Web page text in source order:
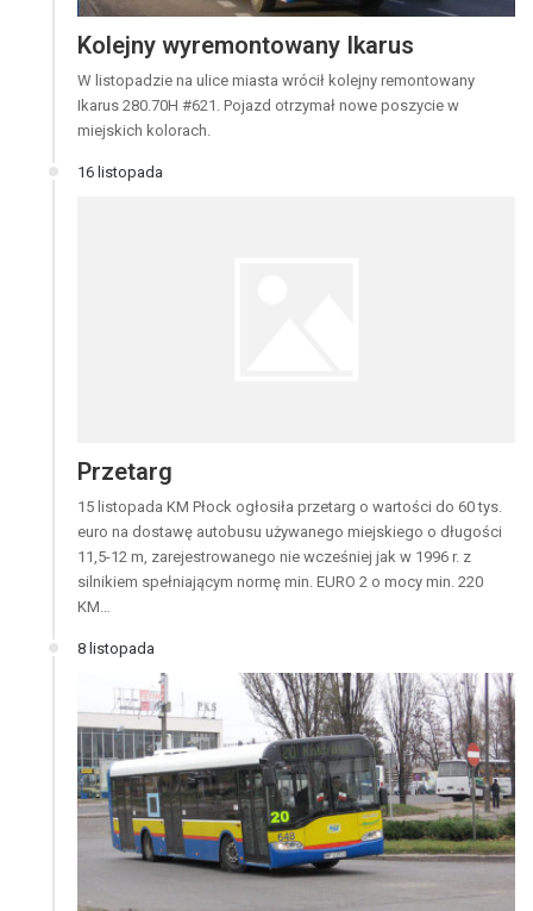
Kolejny wyremontowany Ikarus
W listopadzie na ulice miasta wrócił kolejny remontowany
Ikarus 280.70H #621. Pojazd otrzymał nowe poszycie w
miejskich kolorach.
16 listopada
Przetarg
15 listopada KM Płock ogłosiła przetarg o wartości do 60 tys.
euro na dostawę autobusu używanego miejskiego o długości
11,5-12 m, zarejestrowanego nie wcześniej jak w 1996 r. z
silnikiem spełniającym normę min. EURO 2 o mocy min. 220
KM…
8 listopada